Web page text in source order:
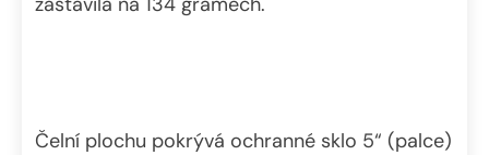
Čelní plochu pokrývá ochranné sklo 5“ (palce)